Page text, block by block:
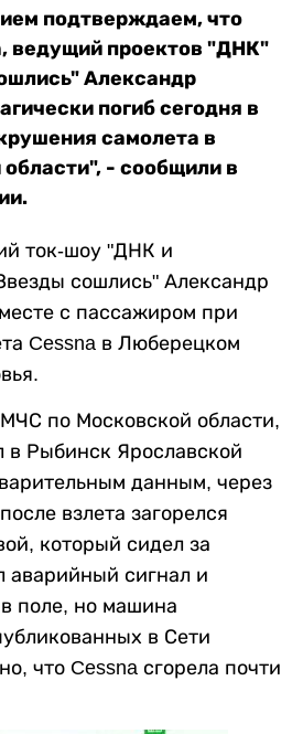
подтверждаем, что
ведущий проектов "ДНК"
Александр
погиб сегодня в
самолета в
- сообщили в
ток-шоу "ДНК и
сошлись" Александр
с пассажиром при
Cessna в Люберецком
по Московской области,
в Рыбинск Ярославской
данным, через
взлета загорелся
который сидел за
аварийный сигнал и
поле, но машина
в Сети
что Cessna сгорела почти